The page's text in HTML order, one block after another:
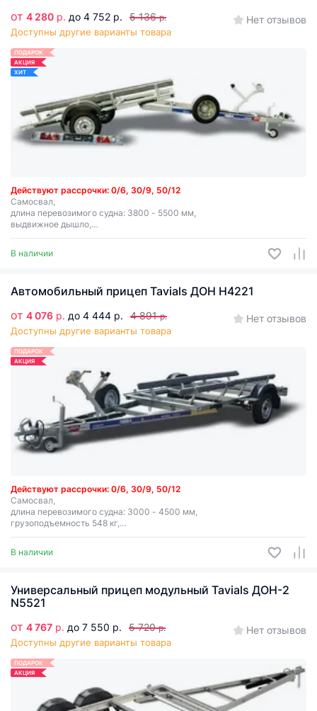
от 4 280 р. до 4 752 р. 5 136 р.
Доступны другие варианты товара
Нет отзывов
ПОДАРОК
АКЦИЯ
ХИТ
Действуют рассрочки: 0/6, 30/9, 50/12
Самосвал,
длина перевозимого судна: 3800 - 5500 мм,
выдвижное дышло,
замковое устройство 800 кг.
В наличии
Автомобильный прицеп Tavials ДОН Н4221
от 4 076 р. до 4 444 р. 4 891 р.
Доступны другие варианты товара
Нет отзывов
ПОДАРОК
АКЦИЯ
Действуют рассрочки: 0/6, 30/9, 50/12
Самосвал,
длина перевозимого судна: 3000 - 4500 мм,
грузоподъемность 548 кг,
выдвижное дышло, лебедка (в комплекте премиум).
В наличии
Универсальный прицеп модульный Tavials ДОН-2
N5521
от 4 767 р. до 7 550 р. 5 720 р.
Доступны другие варианты товара
Нет отзывов
ПОДАРОК
АКЦИЯ